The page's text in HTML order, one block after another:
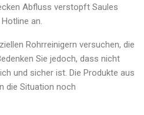
Abfluss verstopft Saules
an.
Rohrreinigern versuchen, die
Sie jedoch, dass nicht
und sicher ist. Die Produkte aus
die Situation noch